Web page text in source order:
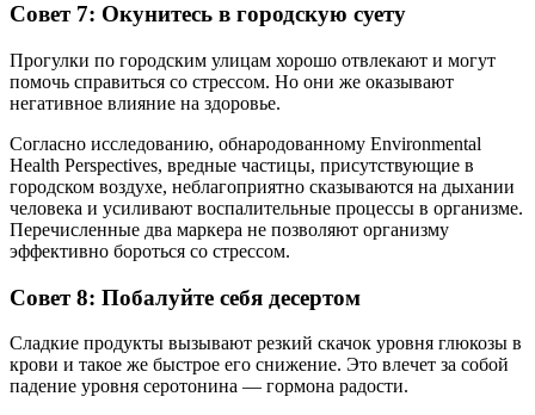
Совет 7: Окунитесь в городскую суету
Прогулки по городским улицам хорошо отвлекают и могут
помочь справиться со стрессом. Но они же оказывают
негативное влияние на здоровье.
Согласно исследованию, обнародованному Environmental
Health Perspectives, вредные частицы, присутствующие в
городском воздухе, неблагоприятно сказываются на дыхании
человека и усиливают воспалительные процессы в организме.
Перечисленные два маркера не позволяют организму
эффективно бороться со стрессом.
Совет 8: Побалуйте себя десертом
Сладкие продукты вызывают резкий скачок уровня глюкозы в
крови и такое же быстрое его снижение. Это влечет за собой
падение уровня серотонина — гормона радости.